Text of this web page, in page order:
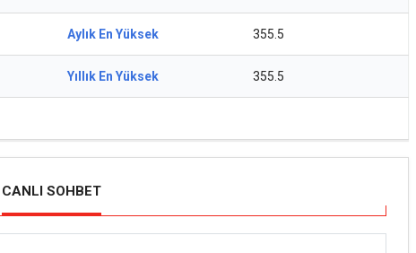
Aylık En Yüksek 355.5
Yıllık En Yüksek 355.5
CANLI SOHBET